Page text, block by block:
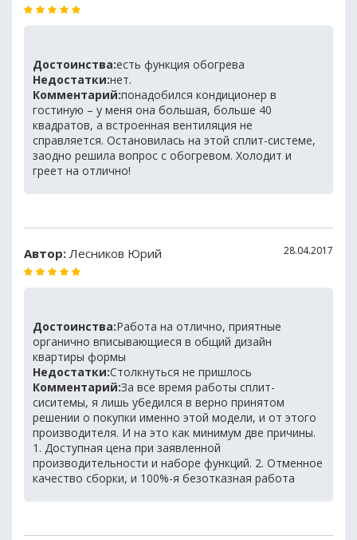
Достоинства:есть функция обогрева
Недостатки:нет.
Комментарий:понадобился кондиционер в
гостиную – у меня она большая, больше 40
квадратов, а встроенная вентиляция не
справляется. Остановилась на этой сплит-системе,
заодно решила вопрос с обогревом. Холодит и
греет на отлично!
Автор: Лесников Юрий 28.04.2017
Достоинства:Работа на отлично, приятные
органично вписывающиеся в общий дизайн
квартиры формы
Недостатки:Столкнуться не пришлось
Комментарий:За все время работы сплит-
сиситемы, я лишь убедился в верно принятом
решении о покупки именно этой модели, и от этого
производителя. И на это как минимум две причины.
1. Доступная цена при заявленной
производительности и наборе функций. 2. Отменное
качество сборки, и 100%-я безотказная работа